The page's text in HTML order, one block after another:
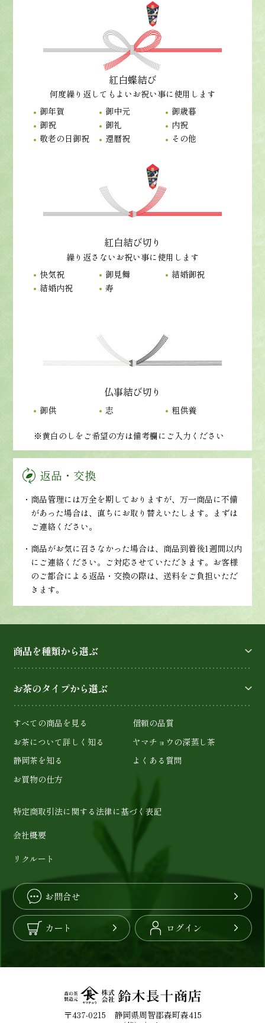
紅白蝶結び
何度繰り返してもよいお祝い事に使用します
御年賀
御中元
御歳暮
御祝
御礼
内祝
敬老の日御祝
還暦祝 その他
紅白結び切り
繰り返さないお祝い事に使用します
快気祝
御見舞
結婚御祝
結婚内祝
寿
仏事結び切り
御供 志 粗供養
※黄白のしをご希望の方は備考欄にご入力ください
返品・交換
・商品管理には万全を期しておりますが、万一商品に不備
があった場合は、直ちにお取り替えいたします。まずは
ご連絡ください。
・商品がお気に召さなかった場合は、商品到着後1週間以内
にご連絡ください。ご対応させていただきます。お客様
のご都合による返品・交換の際は、送料をご負担いただ
きます。
商品を種類から選ぶ
お茶のタイプから選ぶ
すべての商品を見る
信頼の品質
お茶について詳しく知る
ヤマチョウの深蒸し茶
静岡茶を知る
よくある質問
お買物の仕方
特定商取引法に関する法律に基づく表記
会社概要
リクルート
お問合せ
カート ログイン
〒437-0215 静岡県周智郡森町森415